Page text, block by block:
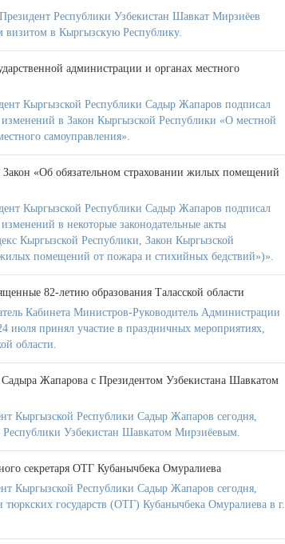
Республики Узбекистан Шавкат Мирзиёев
визитом в Кыргызскую Республику.
администрации и органах местного
Кыргызской Республики Садыр Жапаров подписал
в Закон Кыргызской Республики «О местной
самоуправления».
«Об обязательном страховании жилых помещений
Кыргызской Республики Садыр Жапаров подписал
в некоторые законодательные акты
Кыргызской Республики, Закон Кыргызской
помещений от пожара и стихийных бедствий»)».
82-летию образования Таласской области
Кабинета Министров-Руководитель Администрации
июля принял участие в праздничных мероприятиях,
области.
Жапарова с Президентом Узбекистана Шавкатом
Кыргызской Республики Садыр Жапаров сегодня,
Республики Узбекистан Шавкатом Мирзиёевым.
секретаря ОТГ Кубанычбека Омуралиева
Кыргызской Республики Садыр Жапаров сегодня,
тюркских государств (ОТГ) Кубанычбека Омуралиева в г.